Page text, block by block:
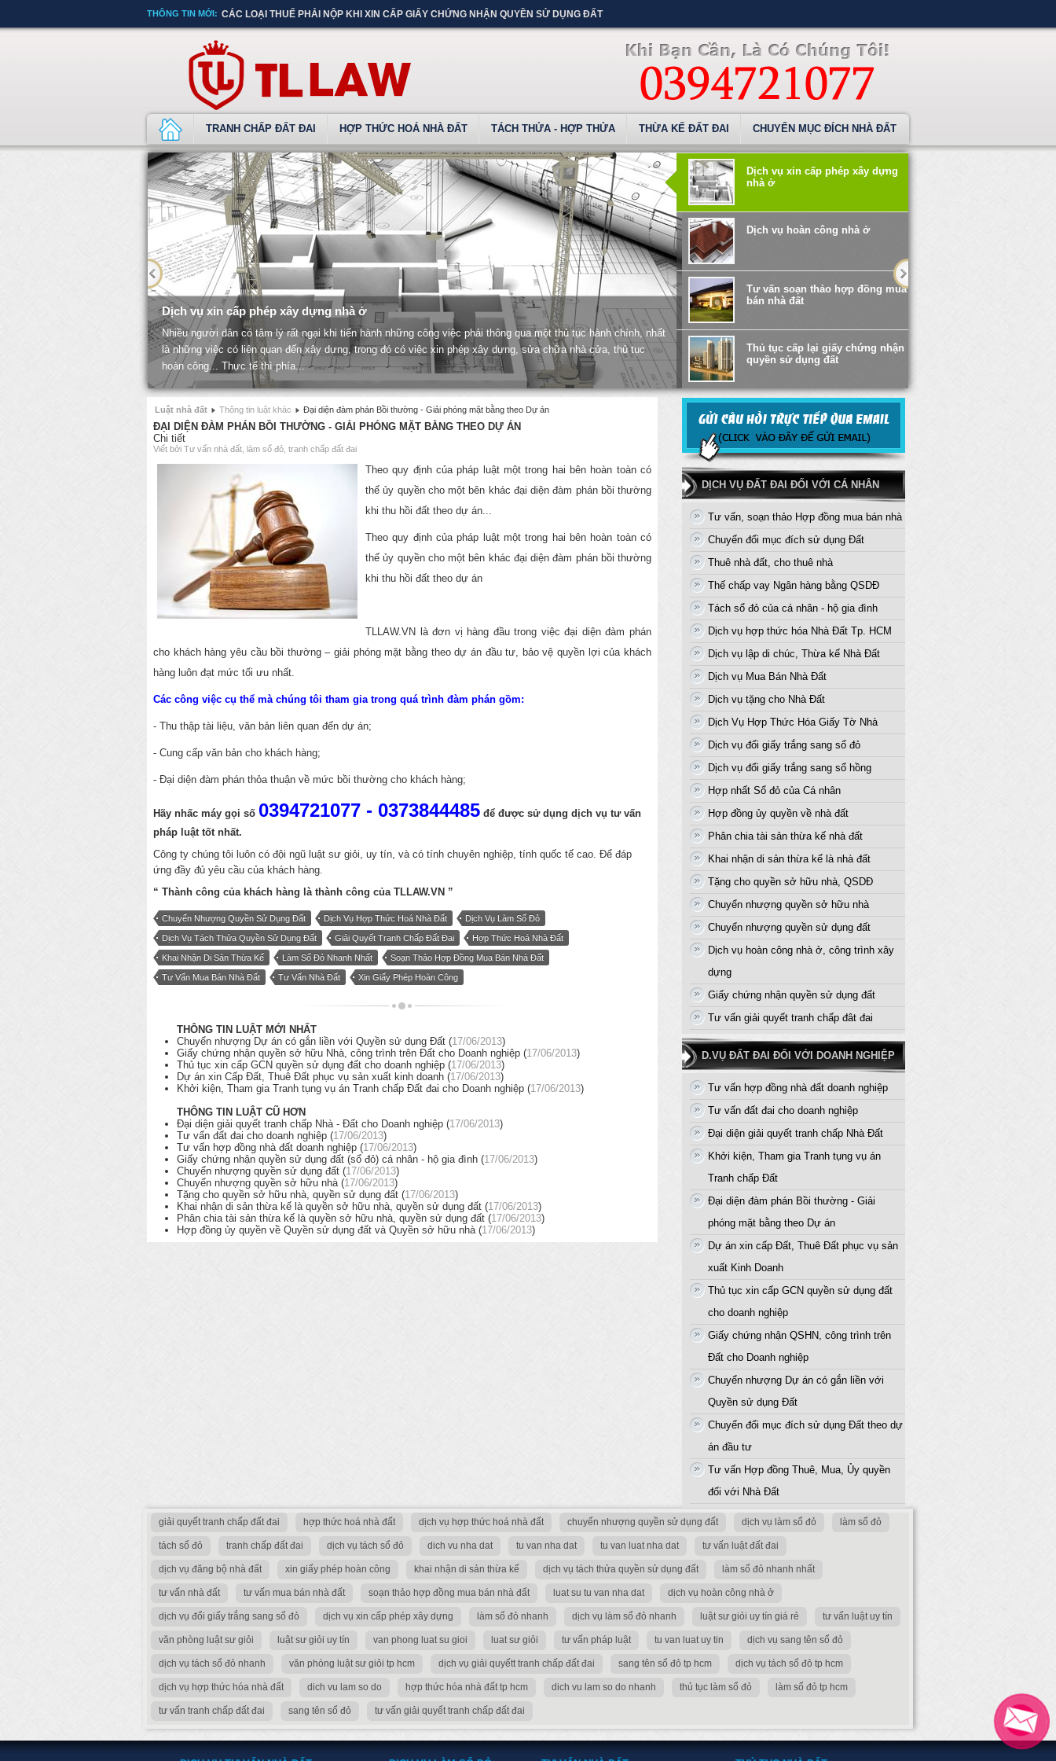
THÔNG TIN MỚI: CÁC LOẠI THUẾ PHẢI NỘP KHI XIN CẤP GIẤY CHỨNG NHẬN QUYỀN SỬ DỤNG ĐẤT
TRANH CHẤP ĐẤT ĐAI HỢP THỨC HOÁ NHÀ ĐẤT TÁCH THỬA - HỢP THỬA THỪA KẾ ĐẤT ĐAI CHUYỂN MỤC ĐÍCH NHÀ ĐẤT
Dịch vụ xin cấp phép xây dựng nhà ở
Nhiều người dân có tâm lý rất ngại khi tiến hành những công việc phải thông qua một thủ tục hành chính, nhất
là những việc có liên quan đến xây dựng, trong đó có việc xin phép xây dựng, sửa chữa nhà cửa, thủ tục
hoàn công... Thực tế thì phía...
Dịch vụ xin cấp phép xây dựng
nhà ở
Dịch vụ hoàn công nhà ở
Tư vấn soạn thảo hợp đồng mua
bán nhà đất
Thủ tục cấp lại giấy chứng nhận
quyền sử dụng đất
đối với Đất Đai
đất - Hướng Dẫn Thủ Tục
Tư vấn thừa kế, tặng cho quyền
sử dụng đất
Luật nhà đất Thông tin luật khác Đại diện đàm phán Bồi thường - Giải phóng mặt bằng theo Dự án
ĐẠI DIỆN ĐÀM PHÁN BỒI THƯỜNG - GIẢI PHÓNG MẶT BẰNG THEO DỰ ÁN
Chi tiết
Viết bởi Tư vấn nhà đất, làm sổ đỏ, tranh chấp đất đai
Theo quy định của pháp luật một trong hai bên hoàn toàn có
thế ủy quyền cho một bên khác đại diện đàm phán bồi thường
khi thu hồi đất theo dự án...
Theo quy định của pháp luật một trong hai bên hoàn toàn có
thế ủy quyền cho một bên khác đại diện đàm phán bồi thường
khi thu hồi đất theo dự án
TLLAW.VN là đơn vị hàng đầu trong việc đại diện đàm phán
cho khách hàng yêu cầu bồi thường – giải phóng mặt bằng theo dự án đầu tư, bảo vệ quyền lợi của khách
hàng luôn đạt mức tối ưu nhất.
Các công việc cụ thể mà chúng tôi tham gia trong quá trình đàm phán gồm:
- Thu thập tài liệu, văn bản liên quan đến dự án;
- Cung cấp văn bản cho khách hàng;
- Đại diện đàm phán thỏa thuận về mức bồi thường cho khách hàng;
Hãy nhấc máy gọi số 0394721077 - 0373844485 để được sử dụng dịch vụ tư vấn
pháp luậttốt nhất.
Công ty chúng tôi luôn có đội ngũ luật sư giỏi, uy tín, và có tính chuyên nghiệp, tính quốc tế cao. Để đáp
ứng đầy đủ yêu cầu của khách hàng.
“ Thành công của khách hàng là thành công của TLLAW.VN ”
Chuyển Nhượng Quyền Sử Dụng Đất Dịch Vụ Hợp Thức Hoá Nhà Đất Dịch Vụ Làm Sổ Đỏ
Dịch Vụ Tách Thửa Quyền Sử Dụng Đất Giải Quyết Tranh Chấp Đất Đai Hợp Thức Hoá Nhà Đất
Khai Nhận Di Sản Thừa Kế Làm Sổ Đỏ Nhanh Nhất Soạn Thảo Hợp Đồng Mua Bán Nhà Đất
Tư Vấn Mua Bán Nhà Đất Tư Vấn Nhà Đất Xin Giấy Phép Hoàn Công
THÔNG TIN LUẬT MỚI NHẤT
Chuyển nhượng Dự án có gắn liền với Quyền sử dụng Đất (17/06/2013)
Giấy chứng nhận quyền sở hữu Nhà, công trình trên Đất cho Doanh nghiệp (17/06/2013)
Thủ tục xin cấp GCN quyền sử dụng đất cho doanh nghiệp (17/06/2013)
Dự án xin Cấp Đất, Thuê Đất phục vụ sản xuất kinh doanh (17/06/2013)
Khởi kiện, Tham gia Tranh tụng vụ án Tranh chấp Đất đai cho Doanh nghiệp (17/06/2013)
THÔNG TIN LUẬT CŨ HƠN
Đại diện giải quyết tranh chấp Nhà - Đất cho Doanh nghiệp (17/06/2013)
Tư vấn đất đai cho doanh nghiệp (17/06/2013)
Tư vấn hợp đồng nhà đất doanh nghiệp (17/06/2013)
Giấy chứng nhận quyền sử dụng đất (sổ đỏ) cá nhân - hộ gia đình (17/06/2013)
Chuyển nhượng quyền sử dụng đất (17/06/2013)
Chuyển nhượng quyền sở hữu nhà (17/06/2013)
Tặng cho quyền sở hữu nhà, quyền sử dụng đất (17/06/2013)
Khai nhận di sản thừa kế là quyền sở hữu nhà, quyền sử dụng đất (17/06/2013)
Phân chia tài sản thừa kế là quyền sở hữu nhà, quyền sử dụng đất (17/06/2013)
Hợp đồng ủy quyền về Quyền sử dụng đất và Quyền sở hữu nhà (17/06/2013)
DỊCH VỤ ĐẤT ĐAI ĐỐI VỚI CÁ NHÂN
Tư vấn, soạn thảo Hợp đồng mua bán nhà
Chuyển đổi mục đích sử dụng Đất
Thuê nhà đất, cho thuê nhà
Thế chấp vay Ngân hàng bằng QSDĐ
Tách sổ đỏ của cá nhân - hộ gia đình
Dịch vụ hợp thức hóa Nhà Đất Tp. HCM
Dịch vụ lập di chúc, Thừa kế Nhà Đất
Dịch vụ Mua Bán Nhà Đất
Dịch vụ tặng cho Nhà Đất
Dịch Vụ Hợp Thức Hóa Giấy Tờ Nhà
Dịch vụ đổi giấy trắng sang sổ đỏ
Dịch vụ đổi giấy trắng sang sổ hồng
Hợp nhất Sổ đỏ của Cá nhân
Hợp đồng ủy quyền về nhà đất
Phân chia tài sản thừa kế nhà đất
Khai nhận di sản thừa kế là nhà đất
Tặng cho quyền sở hữu nhà, QSDĐ
Chuyển nhượng quyền sở hữu nhà
Chuyển nhượng quyền sử dụng đất
Dịch vụ hoàn công nhà ở, công trình xây
dựng
Giấy chứng nhận quyền sử dụng đất
Tư vấn giải quyết tranh chấp đât đai
D.VỤ ĐẤT ĐAI ĐỐI VỚI DOANH NGHIỆP
Tư vấn hợp đồng nhà đất doanh nghiệp
Tư vấn đất đai cho doanh nghiệp
Đại diện giải quyết tranh chấp Nhà Đất
Khởi kiện, Tham gia Tranh tụng vụ án
Tranh chấp Đất
Đại diện đàm phán Bồi thường - Giải
phóng mặt bằng theo Dự án
Dự án xin cấp Đất, Thuê Đất phục vụ sản
xuất Kinh Doanh
Thủ tục xin cấp GCN quyền sử dụng đất
cho doanh nghiệp
Giấy chứng nhận QSHN, công trình trên
Đất cho Doanh nghiệp
Chuyển nhượng Dự án có gắn liền với
Quyền sử dụng Đất
Chuyển đổi mục đích sử dụng Đất theo dự
án đầu tư
Tư vấn Hợp đồng Thuê, Mua, Ủy quyền
đối với Nhà Đất
giải quyết tranh chấp đất đai hợp thức hoá nhà đất dịch vụ hợp thức hoá nhà đất chuyển nhượng quyền sử dụng đất dịch vụ làm sổ đỏ làm sổ đỏ
tách sổ đỏ tranh chấp đất đai dịch vụ tách sổ đỏ dich vu nha dat tu van nha dat tu van luat nha dat tư vấn luật đất đai
dịch vụ đăng bộ nhà đất xin giấy phép hoàn công khai nhận di sản thừa kế dịch vụ tách thửa quyền sử dụng đất làm sổ đỏ nhanh nhất
tư vấn nhà đất tư vấn mua bán nhà đất soạn thảo hợp đồng mua bán nhà đất luat su tu van nha dat dịch vụ hoàn công nhà ở
dịch vụ đổi giấy trắng sang sổ đỏ dịch vụ xin cấp phép xây dựng làm sổ đỏ nhanh dịch vụ làm sổ đỏ nhanh luật sư giỏi uy tín giá rẻ tư vấn luật uy tín
văn phòng luật sư giỏi luật sư giỏi uy tín van phong luat su gioi luat sư giỏi tư vấn pháp luật tu van luat uy tin dịch vụ sang tên sổ đỏ
dịch vụ tách sổ đỏ nhanh văn phòng luật sư giỏi tp hcm dịch vụ giải quyếtt tranh chấp đất đai sang tên sổ đỏ tp hcm dịch vụ tách sổ đỏ tp hcm
dịch vụ hợp thức hóa nhà đất dich vu lam so do hợp thức hóa nhà đất tp hcm dich vu lam so do nhanh thủ tục làm sổ đỏ làm sổ đỏ tp hcm
tư vấn tranh chấp đất đai sang tên sổ đỏ tư vấn giải quyết tranh chấp đất đai